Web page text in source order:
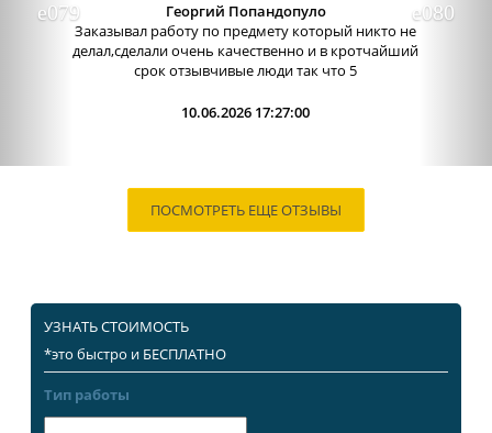
Отличный сервис, очень приятные
администраторы. Связь очень хорошо налажена,
поэтому можно узнавать новости о написании
работы. Сама...
09.06.2026 13:15:00
ПОСМОТРЕТЬ ЕЩЕ ОТЗЫВЫ
УЗНАТЬ СТОИМОСТЬ
*это быстро и БЕСПЛАТНО
Тип работы